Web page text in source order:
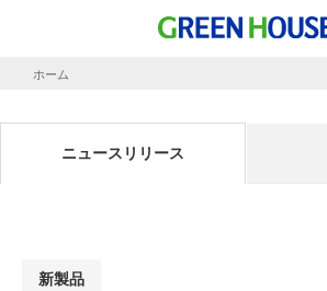
ホーム
ニュースリリース
新製品